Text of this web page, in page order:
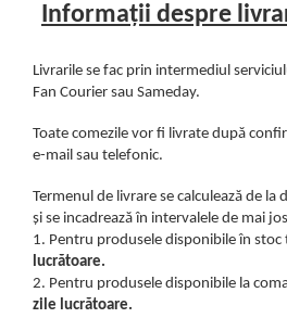
PRODUSE SĂNĂTATE PUBLICĂ
PERENE
SEMINȚE FLORI ANUALE
SEMINȚE GAZON
Informații despre
Livrarile se fac prin intermediul
Fan Courier sau Sameday.
Toate comezile vor fi livrate după
e-mail sau telefonic.
Termenul de livrare se calculează de
și se incadrează în intervalele de mai
1. Pentru produsele disponibile în stoc
lucrătoare.
2. Pentru produsele disponibile la
zile lucrătoare.